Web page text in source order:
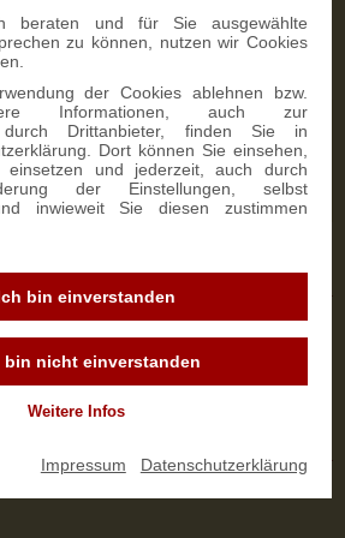
beraten und für Sie ausgewählte
zu können, nutzen wir Cookies
der Cookies ablehnen bzw.
Informationen, auch zur
durch Drittanbieter, finden Sie in
Dort können Sie einsehen,
einsetzen und jederzeit, auch durch
der Einstellungen, selbst
inwieweit Sie diesen zustimmen
bin einverstanden
bin nicht einverstanden
Weitere Infos
Impressum Datenschutzerklärung
ANMELDUNG
SIGN UP